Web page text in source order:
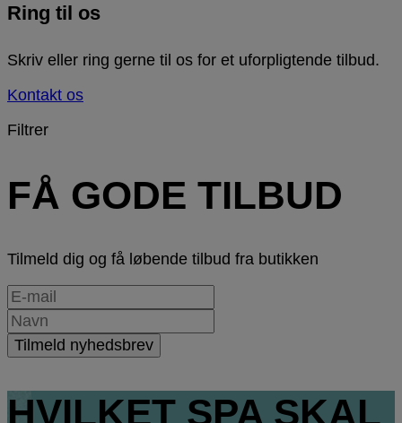
Ring til os
Skriv eller ring gerne til os for et uforpligtende tilbud.
Kontakt os
Filtrer
FÅ GODE TILBUD
Tilmeld dig og få løbende tilbud fra butikken
HVILKET SPA SKAL